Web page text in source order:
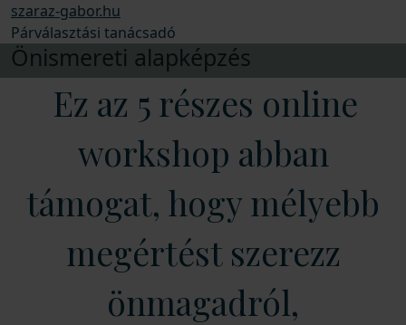
szaraz-gabor.hu
Párválasztási tanácsadó
Önismereti alapképzés
Ez az 5 részes online
workshop abban
támogat, hogy mélyebb
megértést szerezz
önmagadról,